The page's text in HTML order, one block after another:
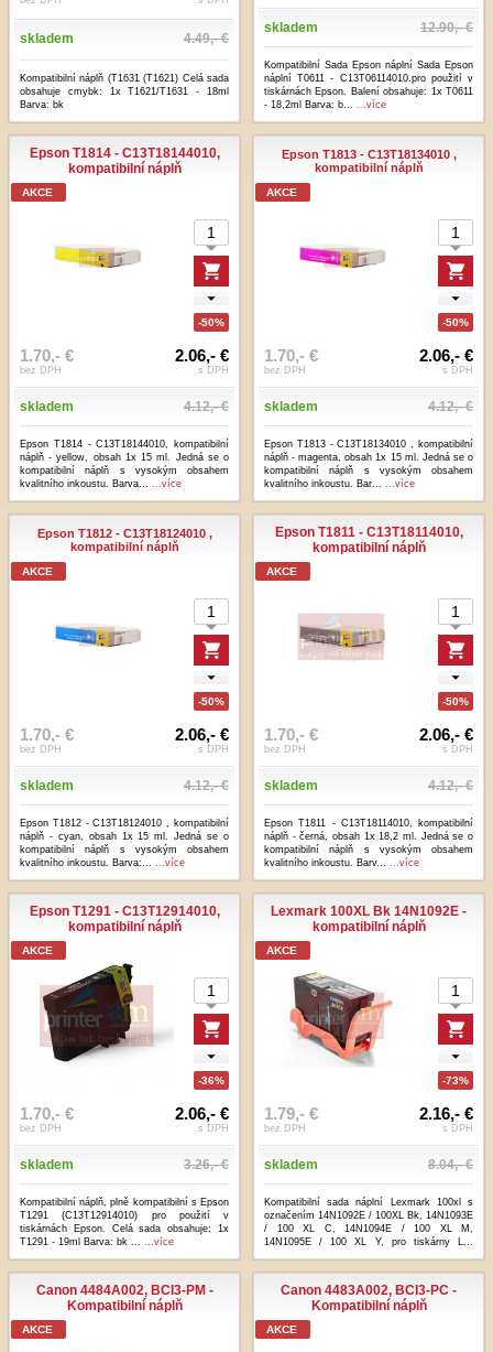
skladem 4.49,- €
Kompatibilní náplň (T1631 (T1621) Celá sada
obsahuje cmybk: 1x T1621/T1631 - 18ml
Barva: bk
skladem 12.90,- €
Kompatibilní Sada Epson náplní Sada Epson
náplní T0611 - C13T06114010.pro použití v
tiskárnách Epson. Balení obsahuje: 1x T0611
- 18,2ml Barva: b...
...více
Epson T1814 - C13T18144010,
kompatibilní náplň
AKCE
-50%
1.70,- €
bez DPH
2.06,- €
s DPH
skladem 4.12,- €
Epson T1814 - C13T18144010, kompatibilní
náplň - yellow, obsah 1x 15 ml. Jedná se o
kompatibilní náplň s vysokým obsahem
kvalitního inkoustu. Barva...
...více
Epson T1813 - C13T18134010 ,
kompatibilní náplň
AKCE
-50%
1.70,- €
bez DPH
2.06,- €
s DPH
skladem 4.12,- €
Epson T1813 - C13T18134010 , kompatibilní
náplň - magenta, obsah 1x 15 ml. Jedná se o
kompatibilní náplň s vysokým obsahem
kvalitního inkoustu. Bar...
...více
Epson T1812 - C13T18124010 ,
kompatibilní náplň
AKCE
-50%
1.70,- €
bez DPH
2.06,- €
s DPH
skladem 4.12,- €
Epson T1812 - C13T18124010 , kompatibilní
náplň - cyan, obsah 1x 15 ml. Jedná se o
kompatibilní náplň s vysokým obsahem
kvalitního inkoustu. Barva:...
...více
Epson T1811 - C13T18114010,
kompatibilní náplň
AKCE
-50%
1.70,- €
bez DPH
2.06,- €
s DPH
skladem 4.12,- €
Epson T1811 - C13T18114010, kompatibilní
náplň - černá, obsah 1x 18,2 ml. Jedná se o
kompatibilní náplň s vysokým obsahem
kvalitního inkoustu. Barv...
...více
Epson T1291 - C13T12914010,
kompatibilní náplň
AKCE
-36%
1.70,- €
bez DPH
2.06,- €
s DPH
skladem 3.26,- €
Kompatibilní náplň, plně kompatibilní s Epson
T1291 (C13T12914010) pro použití v
tiskárnách Epson. Celá sada obsahuje: 1x
T1291 - 19ml Barva: bk ...
...více
Lexmark 100XL Bk 14N1092E -
kompatibilní náplň
AKCE
-73%
1.79,- €
bez DPH
2.16,- €
s DPH
skladem 8.04,- €
Kompatibilní sada náplní Lexmark 100xl s
označením 14N1092E / 100XL Bk, 14N1093E
/ 100 XL C, 14N1094E / 100 XL M,
14N1095E / 100 XL Y, pro tiskárny L...
Canon 4484A002, BCI3-PM -
Kompatibilní náplň
AKCE
Canon 4483A002, BCI3-PC -
Kompatibilní náplň
AKCE